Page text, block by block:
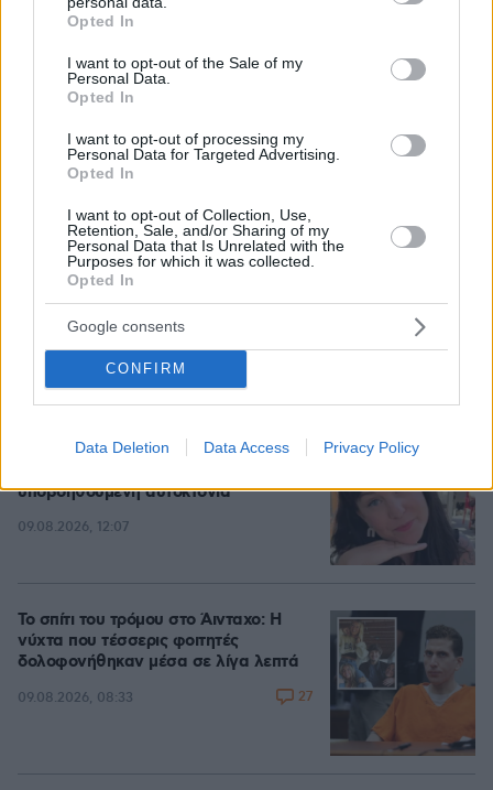
grant or deny consent to Google and its third-party tags to
use your data for below specified purposes in below Google
consent section.
Opted In
I want to opt-out of the Sale of my
Personal Data.
Opted In
I want to opt-out of processing my
Personal Data for Targeted Advertising.
Opted In
I want to opt-out of Collection, Use,
Retention, Sale, and/or Sharing of my
Personal Data that Is Unrelated with the
Purposes for which it was collected.
Opted In
Google consents
CONFIRM
Data Deletion Data Access Privacy Policy
Χούθι, το «άλυτο πρόβλημα» της Μέσης
Ανατολής: Γιατί χίλια πλήγματα δεν ήταν αρκετά
για να τους σταματήσουν
09.08.2026, 13:59
TikToker που διαγνώστηκε με
υποβοηθούμενη αυτοκτονία
09.08.2026, 12:07
Το σπίτι του τρόμου στο Άινταχο: Η
νύχτα που τέσσερις φοιτητές
δολοφονήθηκαν μέσα σε λίγα λεπτά
09.08.2026, 08:33 27